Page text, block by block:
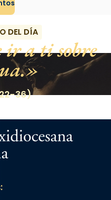
DEL DÍA
a ti sobre
36)
Cristiana